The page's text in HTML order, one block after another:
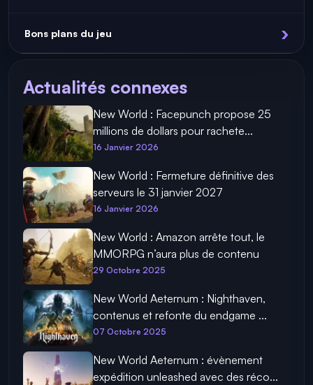
Bons plans du jeu
Actualités connexes
New World : Facepunch propose 25
millions de dollars pour rachete...
16 Janvier 2026
New World : Fermeture définitive des
serveurs le 31 janvier 2027
16 Janvier 2026
New World : Amazon arrête tout, le
MMORPG n’aura plus de contenu
29 Octobre 2025
New World Aeternum : Nighthaven,
contenus et refonte du endgame ...
07 Octobre 2025
New World Aeternum : évènement
expédition unleashed avec des réco...